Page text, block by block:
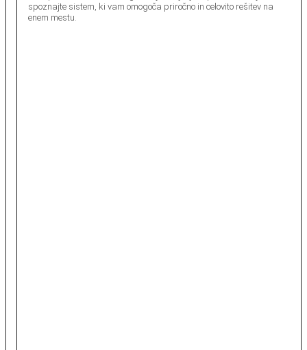
spoznajte sistem, ki vam omogoča priročno in celovito rešitev na
enem mestu.